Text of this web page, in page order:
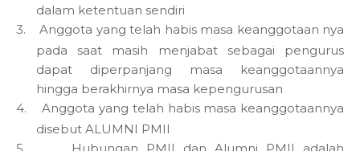
dalam ketentuan sendiri
3.
Anggota yang telah habis masa keanggotaan nya
pada saat masih menjabat sebagai pengurus
dapat diperpanjang masa keanggotaannya
hingga berakhirnya masa kepengurusan
4.
Anggota yang telah habis masa keanggotaannya
disebut ALUMNI PMII